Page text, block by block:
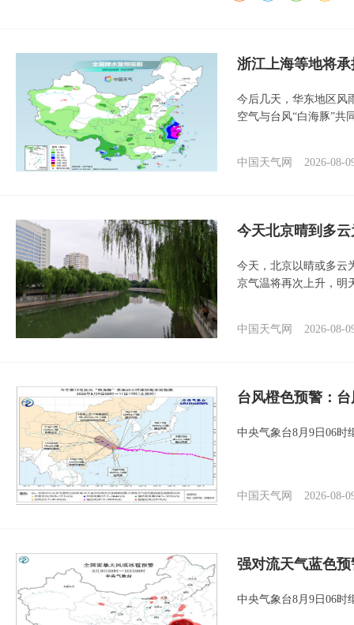
浙江上海等地将
今后几天，华东地区风
空气与台风“白海豚”共
中国天气网 2026-08-
今天北京晴到多
今天，北京以晴或多云
京气温将再次上升，明
中国天气网 2026-08-
台风橙色预警：
中央气象台8月9日06时
中国天气网 2026-08-
强对流天气蓝色
中央气象台8月9日06时